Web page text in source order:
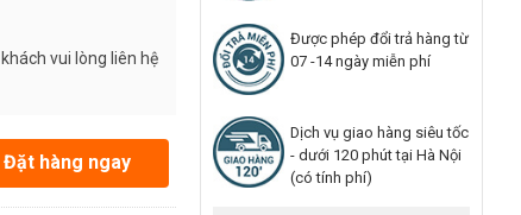
Được phép đổi trả hàng từ
07 -14 ngày miễn phí
Dịch vụ giao hàng siêu tốc
- dưới 120 phút tại Hà Nội
(có tính phí)
vui lòng liên hệ
Đặt hàng ngay